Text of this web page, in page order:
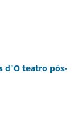
d'O teatro pós-